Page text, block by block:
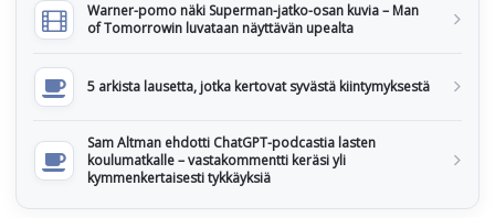
Warner-pomo näki Superman-jatko-osan kuvia – Man
of Tomorrowin luvataan näyttävän upealta
5 arkista lausetta, jotka kertovat syvästä kiintymyksestä
Sam Altman ehdotti ChatGPT-podcastia lasten
koulumatkalle – vastakommentti keräsi yli
kymmenkertaisesti tykkäyksiä